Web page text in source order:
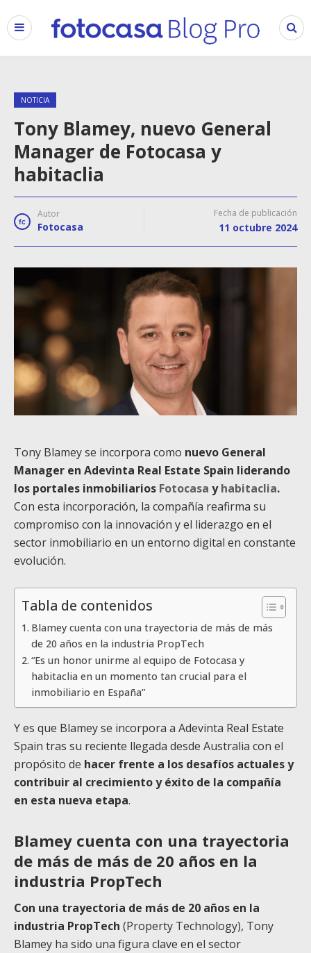
NOTICIA
Tony Blamey, nuevo General
Manager de Fotocasa y
habitaclia
Autor
Fotocasa
Fecha de publicación
11 octubre 2024
Tony Blamey se incorpora como nuevo General
Manager en Adevinta Real Estate Spain liderando
los portales inmobiliarios Fotocasa yhabitaclia.
Con esta incorporación, la compañía reafirma su
compromiso con la innovación y el liderazgo en el
sector inmobiliario en un entorno digital en constante
evolución.
Tabla de contenidos
Blamey cuenta con una trayectoria de más de más
de 20 años en la industria PropTech
“Es un honor unirme al equipo de Fotocasa y
habitaclia en un momento tan crucial para el
inmobiliario en España”
Y es que Blamey se incorpora a Adevinta Real Estate
Spain tras su reciente llegada desde Australia con el
propósito de hacer frente a los desafíos actuales y
contribuir al crecimiento y éxito de la compañía
en esta nueva etapa.
Blamey cuenta con una trayectoria
de más de más de 20 años en la
industria PropTech
Con una trayectoria de más de 20 años en la
industria PropTech (Property Technology), Tony
Blamey ha sido una figura clave en el sector